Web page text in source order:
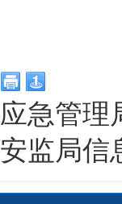
急管
监局信